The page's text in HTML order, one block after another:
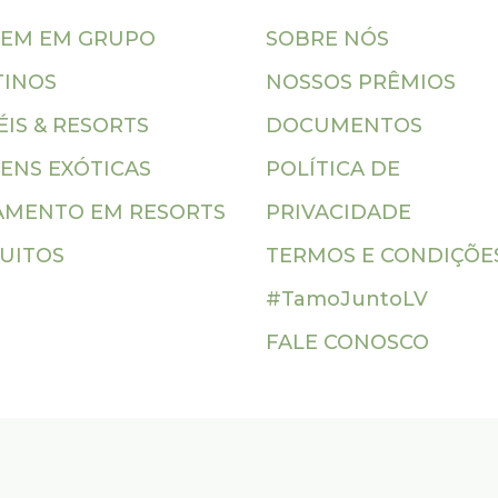
EM GRUPO
& RESORTS
EXÓTICAS
EM RESORTS
SOBRE NÓS
NOSSOS PRÊMIOS
DOCUMENTOS
POLÍTICA DE
PRIVACIDADE
TERMOS E
#TamoJuntoLV
FALE CONOSCO